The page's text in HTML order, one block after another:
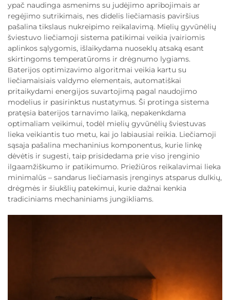
ypač naudinga asmenims su judėjimo apribojimais ar
regėjimo sutrikimais, nes didelis liečiamasis paviršius
pašalina tikslaus nukreipimo reikalavimą. Mielių gyvūnėlių
šviestuvo liečiamoji sistema patikimai veikia įvairiomis
aplinkos sąlygomis, išlaikydama nuoseklų atsaką esant
skirtingoms temperatūroms ir drėgnumo lygiams.
Baterijos optimizavimo algoritmai veikia kartu su
liečiamaisiais valdymo elementais, automatiškai
pritaikydami energijos suvartojimą pagal naudojimo
modelius ir pasirinktus nustatymus. Ši protinga sistema
pratęsia baterijos tarnavimo laiką, nepakenkdama
optimaliam veikimui, todėl mielių gyvūnėlių šviestuvas
lieka veikiantis tuo metu, kai jo labiausiai reikia. Liečiamoji
sąsaja pašalina mechaninius komponentus, kurie linkę
dėvėtis ir sugesti, taip prisidedama prie viso įrenginio
ilgaamžiškumo ir patikimumo. Priežiūros reikalavimai lieka
minimalūs – sandarus liečiamasis įrenginys atsparus dulkių,
drėgmės ir šiukšlių patekimui, kurie dažnai kenkia
tradiciniams mechaniniams jungikliams.